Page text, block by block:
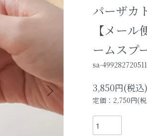
パーザカ
【メー
ームスプ
sa-
3,850円(税込)
定価：2,750円(